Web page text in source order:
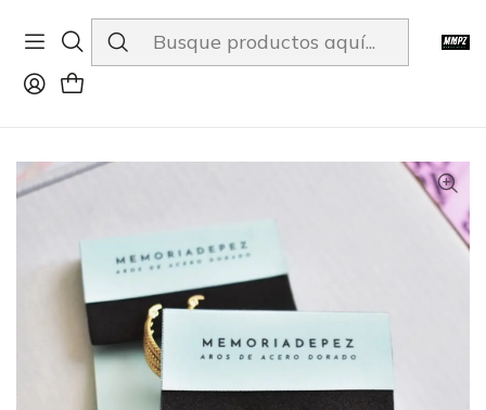
ENVÍOS A TODO CHILE
Inicio Tienda Accesorios
Aros